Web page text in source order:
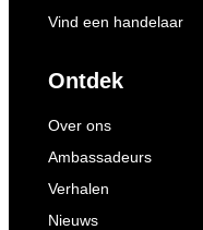
Vind een handelaar
Ontdek
Over ons
Ambassadeurs
Verhalen
Nieuws